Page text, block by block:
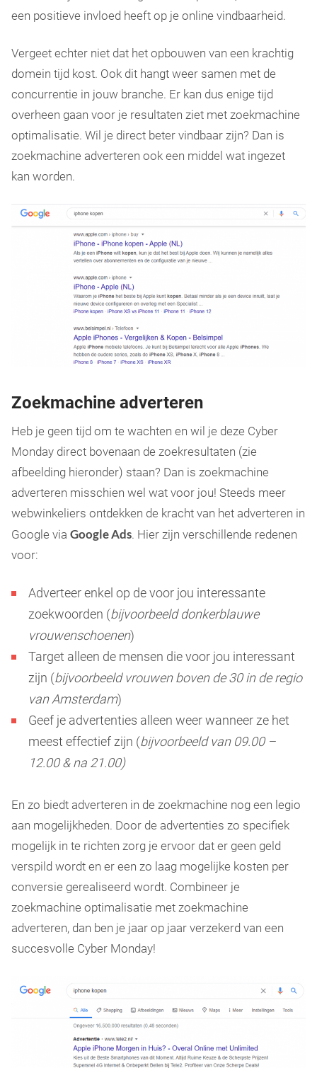
een positieve invloed heeft op je online vindbaarheid.
Vergeet echter niet dat het opbouwen van een krachtig
domein tijd kost. Ook dit hangt weer samen met de
concurrentie in jouw branche. Er kan dus enige tijd
overheen gaan voor je resultaten ziet met zoekmachine
optimalisatie. Wil je direct beter vindbaar zijn? Dan is
zoekmachine adverteren ook een middel wat ingezet
kan worden.
Zoekmachine adverteren
Heb je geen tijd om te wachten en wil je deze Cyber
Monday direct bovenaan de zoekresultaten (zie
afbeelding hieronder) staan? Dan is zoekmachine
adverteren misschien wel wat voor jou! Steeds meer
webwinkeliers ontdekken de kracht van het adverteren in
Google via Google Ads. Hier zijn verschillende redenen
voor:
Adverteer enkel op de voor jou interessante
zoekwoorden (bijvoorbeeld donkerblauwe
vrouwenschoenen)
Target alleen de mensen die voor jou interessant
zijn (bijvoorbeeld vrouwen boven de 30 in de regio
van Amsterdam)
Geef je advertenties alleen weer wanneer ze het
meest effectief zijn (bijvoorbeeld van 09.00 –
12.00 & na 21.00)
En zo biedt adverteren in de zoekmachine nog een legio
aan mogelijkheden. Door de advertenties zo specifiek
mogelijk in te richten zorg je ervoor dat er geen geld
verspild wordt en er een zo laag mogelijke kosten per
conversie gerealiseerd wordt. Combineer je
zoekmachine optimalisatie met zoekmachine
adverteren, dan ben je jaar op jaar verzekerd van een
succesvolle Cyber Monday!